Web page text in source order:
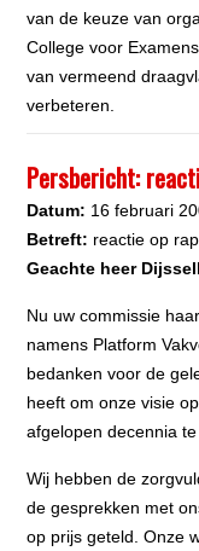
van de keuze van
College voor
van vermeend
verbeteren.
Persbericht:
Datum: 16 februari
Betreft: reactie op
Geachte heer
Nu uw commissie
namens Platform
bedanken voor de
heeft om onze visie
afgelopen decennia te
Wij hebben de
de gesprekken met
op prijs geteld. Onze